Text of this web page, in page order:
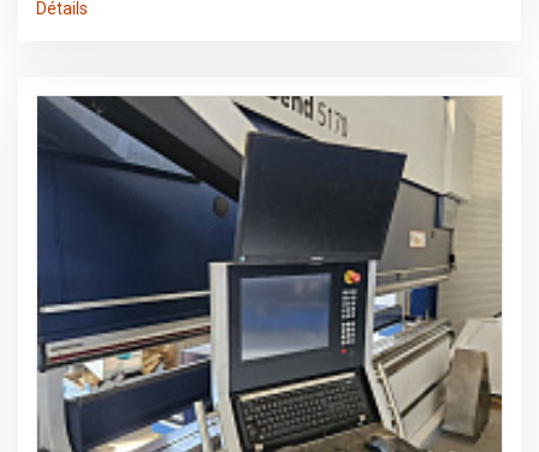
temps de fonctionnement hydraulique : 48 t h. Nouveau IPC
commande numérique serrage hydraulique supérieur de
l'outil serrage hydraulique inférieur de l'outil Axe I BendGuard
Dernière vérification et mesure effectuées par Trumpf en juin
Détails